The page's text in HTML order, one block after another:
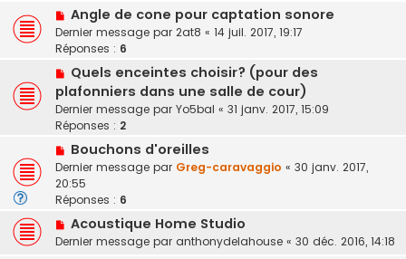
Angle de cone pour captation sonore
Dernier message par 2at8 « 14 juil. 2017, 19:17
Réponses : 6
Quels enceintes choisir? (pour des
plafonniers dans une salle de cour)
Dernier message par Yo5bal « 31 janv. 2017, 15:09
Réponses : 2
Bouchons d'oreilles
Dernier message par Greg-caravaggio « 30 janv. 2017,
20:55
Réponses : 6
Acoustique Home Studio
Dernier message par anthonydelahouse « 30 déc. 2016, 14:18